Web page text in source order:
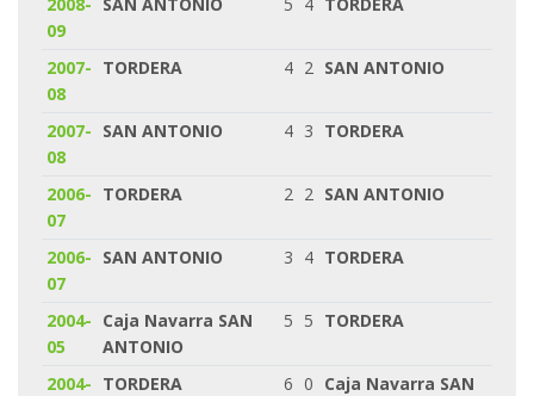
09
2007-
08
TORDERA 4 2 SAN ANTONIO
2007-
08
SAN ANTONIO 4 3 TORDERA
2006-
07
TORDERA 2 2 SAN ANTONIO
2006-
07
SAN ANTONIO 3 4 TORDERA
2004-
05
Caja Navarra SAN
ANTONIO
5 5 TORDERA
2004- TORDERA 6 0 Caja Navarra SAN